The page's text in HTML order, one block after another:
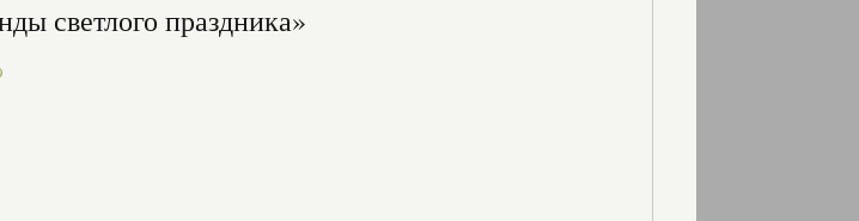
светлого праздника»